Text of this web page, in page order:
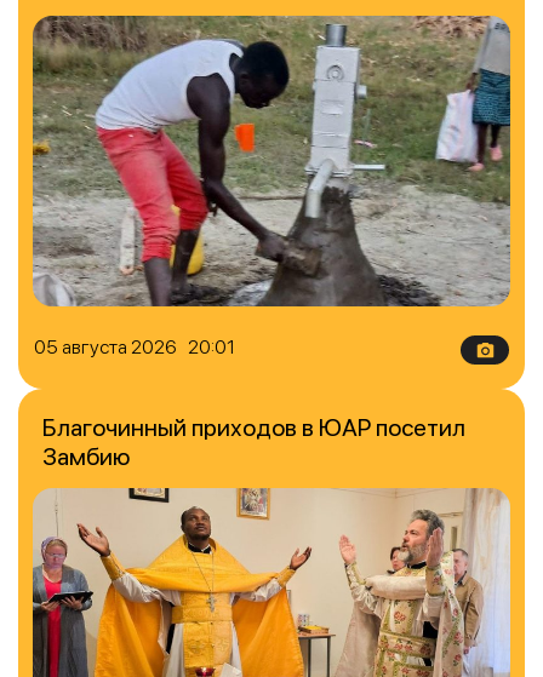
05 августа 2026 20:01
Благочинный приходов в ЮАР посетил
Замбию